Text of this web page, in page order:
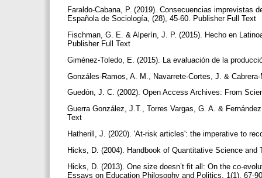
Faraldo-Cabana, P. (2019). Consecuencias
Española de Sociología, (28), 45-60. Publisher Full Text
Fischman, G. E. & Alperín, J. P. (2015). Hecho en
Publisher Full Text
Giménez-Toledo, E. (2015). La evaluación de la
Gonzáles-Ramos, A. M., Navarrete-Cortes, J. &
Guedón, J. C. (2002). Open Access Archives: From
Guerra González, J.T., Torres Vargas, G. A. &
Text
Hatherill, J. (2020). 'At-risk articles': the imperative to
Hicks, D. (2004). Handbook of Quantitative Science
Hicks, D. (2013). One size doesn’t fit all: On the co-
Essays on Education Philosophy and Politics, 1(1), 67-